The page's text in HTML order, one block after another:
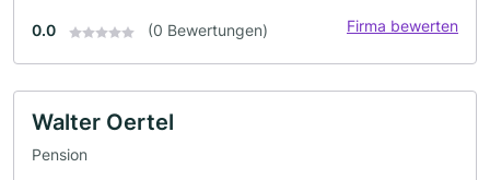
0.0 (0 Bewertungen) Firma bewerten
Walter Oertel
Pension